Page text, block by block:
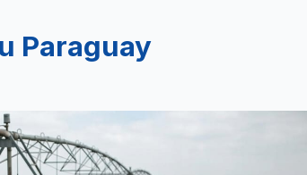
Paraguay